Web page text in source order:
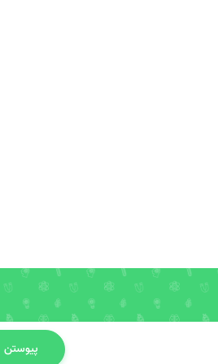
پیوستن